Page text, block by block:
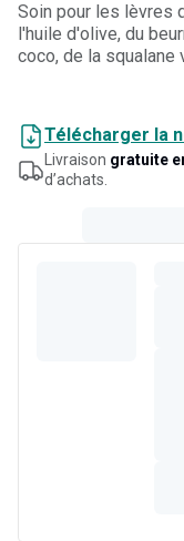
Soin pour les lèvres
l'huile d'olive, du
coco, de la squalane
Télécharger la
Livraison gratuite
d’achats.